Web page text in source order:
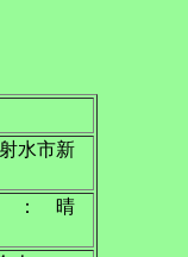
市新
晴